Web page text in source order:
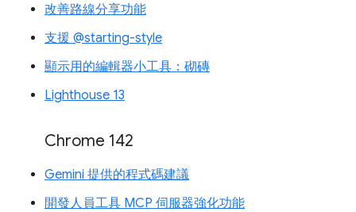
改善路線分享功能
支援 @starting-style
顯示用的編輯器小工具：砌磚
Lighthouse 13
Chrome 142
Gemini 提供的程式碼建議
開發人員工具 MCP 伺服器強化功能